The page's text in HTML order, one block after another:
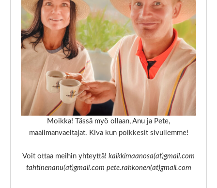
Moikka! Tässä myö ollaan, Anu ja Pete,
maailmanvaeltajat. Kiva kun poikkesit sivullemme!
Voit ottaa meihin yhteyttä! kaikkimaanosa(at)gmail.com
tahtinenanu(at)gmail.com pete.rahkonen(at)gmail.com